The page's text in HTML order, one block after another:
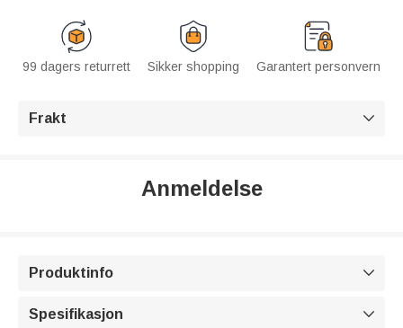
99 dagers returrett Sikker shopping Garantert personvern
Frakt 
Anmeldelse
Produktinfo 
Spesifikasjon 